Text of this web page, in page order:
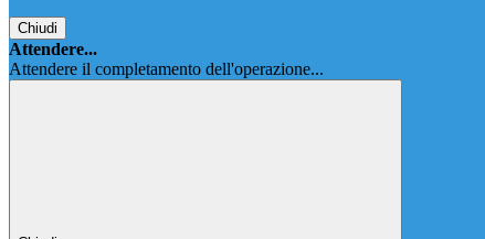
Chiudi
Attendere...
Attendere il completamento dell'operazione...